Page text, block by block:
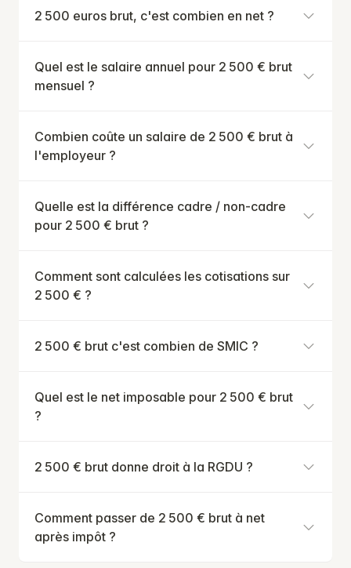
2 500 euros brut, c'est combien en net ?
Quel est le salaire annuel pour 2 500 € brut
mensuel ?
Combien coûte un salaire de 2 500 € brut à
l'employeur ?
Quelle est la différence cadre / non-cadre
pour 2 500 € brut ?
Comment sont calculées les cotisations sur
2 500 € ?
2 500 € brut c'est combien de SMIC ?
Quel est le net imposable pour 2 500 € brut
?
2 500 € brut donne droit à la RGDU ?
Comment passer de 2 500 € brut à net
après impôt ?